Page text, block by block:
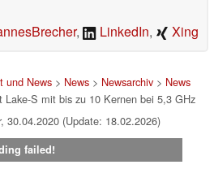
, LinkedIn, Xing
und News> News> Newsarchiv> News
S mit bis zu 10 Kernen bei 5,3 GHz
30.04.2020 (Update: 18.02.2026)
failed!